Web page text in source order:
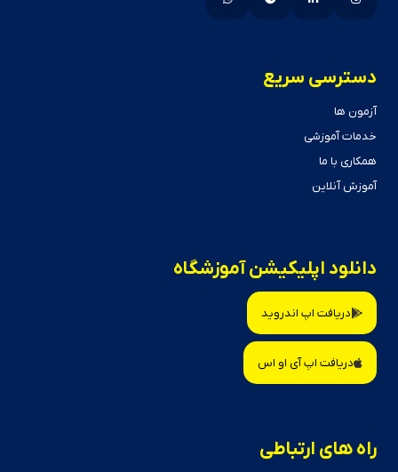
دسترسی سریع
آزمون ها
خدمات آموزشی
همکاری با ما
آموزش آنلاین
دانلود اپلیکیشن آموزشگاه
دریافت اپ اندروید
دریافت اپ آی او اس
راه های ارتباطی